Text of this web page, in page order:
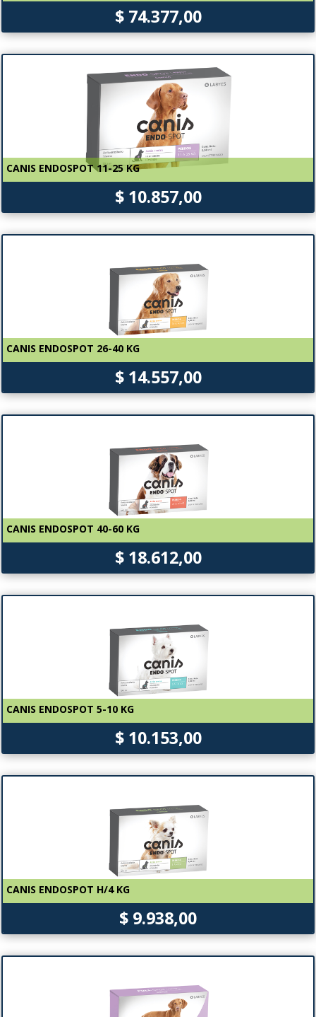
$ 74.377,00
CANIS ENDOSPOT 11-25 KG
$ 10.857,00
CANIS ENDOSPOT 26-40 KG
$ 14.557,00
CANIS ENDOSPOT 40-60 KG
$ 18.612,00
CANIS ENDOSPOT 5-10 KG
$ 10.153,00
CANIS ENDOSPOT H/4 KG
$ 9.938,00